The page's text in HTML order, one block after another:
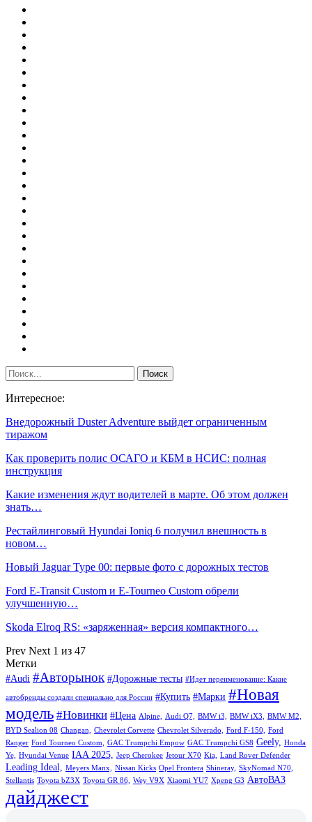
Интересное:
Внедорожный Duster Adventure выйдет ограниченным
тиражом
Как проверить полис ОСАГО и КБМ в НСИС: полная
инструкция
Какие изменения ждут водителей в марте. Об этом должен
знать…
Рестайлинговый Hyundai Ioniq 6 получил внешность в
новом…
Новый Jaguar Type 00: первые фото с дорожных тестов
Ford E-Transit Custom и E-Tourneo Custom обрели
улучшенную…
Skoda Elroq RS: «заряженная» версия компактного…
Prev Next 1 из 47
Метки
#Audi #Авторынок #Дорожные тесты #Идет переименование: Какие
автобренды создали специально для России #Купить #Марки #Новая
модель #Новинки #Цена Alpine, Audi Q7, BMW i3, BMW iX3,
BMW M2,
BYD Sealion 08 Changan, Chevrolet Corvette Chevrolet Silverado, Ford F-150,
Ford
Ranger Ford Tourneo Custom, GAC Trumpchi Empow GAC Trumpchi GS8 Geely,
Honda
Ye,
Hyundai Venue IAA 2025, Jeep Cherokee Jetour X70 Kia, Land Rover Defender
Leading Ideal, Meyers Manx, Nissan Kicks Opel Frontera Shineray, SkyNomad N70,
Stellantis Toyota bZ3X Toyota GR 86, Wey V9X Xiaomi YU7 Xpeng G3 АвтоВАЗ
дайджест